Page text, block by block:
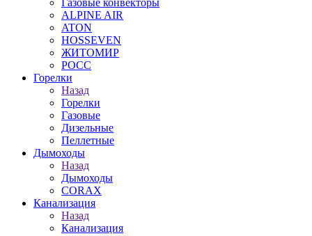
Газовые конвекторы
ALPINE AIR
ATON
HOSSEVEN
ЖИТОМИР
РОСС
Горелки
Назад
Горелки
Газовые
Дизельные
Пеллетные
Дымоходы
Назад
Дымоходы
CORAX
Канализация
Назад
Канализация